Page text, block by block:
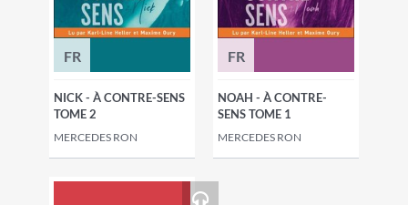
FR
NICK - À CONTRE-SENS
TOME 2
MERCEDES RON
FR
NOAH - À CONTRE-
SENS TOME 1
MERCEDES RON